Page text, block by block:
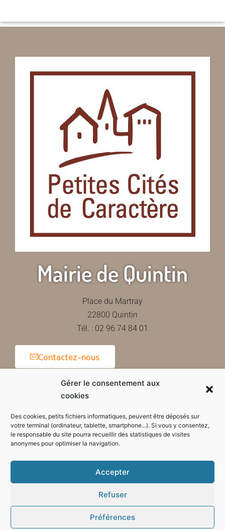
Gérer le consentement aux
cookies
Des cookies, petits fichiers informatiques, peuvent être déposés sur
votre terminal (ordinateur, tablette, smartphone...). Si vous y consentez,
le responsable du site pourra recueillir des statistiques de visites
anonymes pour optimiser la navigation.
Accepter
Refuser
Préférences
Mairie de Quintin
Place du Martray
22800 Quintin
Tél. : 02 96 74 84 01
Contactez-nous
Horaires d'ouverture de la mairie
Mode sombre :